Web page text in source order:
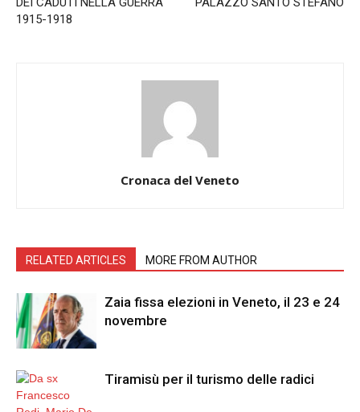
1915-1918
Cronaca del Veneto
RELATED ARTICLES MORE FROM AUTHOR
Zaia fissa elezioni in Veneto, il 23 e 24
novembre
Tiramisù per il turismo delle radici